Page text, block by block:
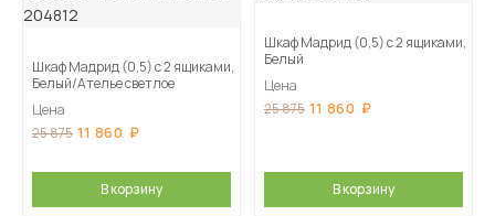
Шкаф Мадрид (0,5) с 2 ящиками,
Белый/Ателье светлое
Цена
25 875 11 860
В корзину
Шкаф Мадрид (0,5) с 2 ящиками,
Белый
Цена
25 875 11 860
В корзину